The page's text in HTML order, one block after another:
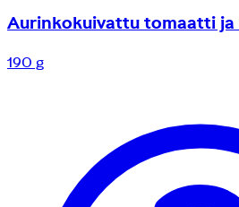
Aurinkokuivattu tomaatti ja
190 g